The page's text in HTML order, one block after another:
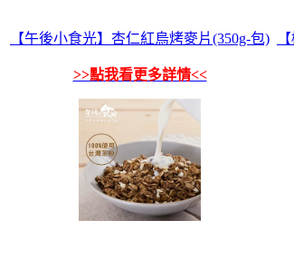
【午後小食光】杏仁紅烏烤麥片(350g-包)
>>點我看更多詳情<<